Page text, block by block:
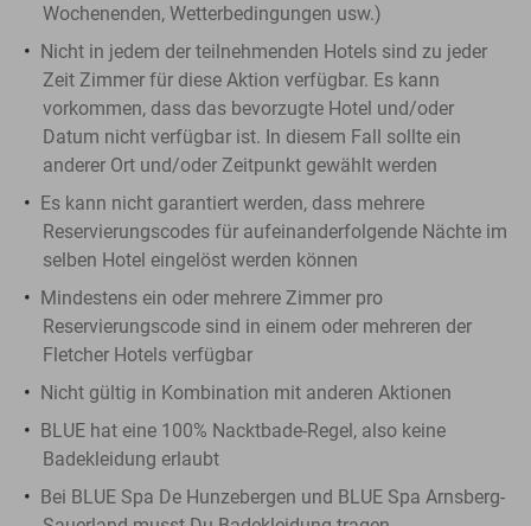
Wochenenden, Wetterbedingungen usw.)
Nicht in jedem der teilnehmenden Hotels sind zu jeder
Zeit Zimmer für diese Aktion verfügbar. Es kann
vorkommen, dass das bevorzugte Hotel und/oder
Datum nicht verfügbar ist. In diesem Fall sollte ein
anderer Ort und/oder Zeitpunkt gewählt werden
Es kann nicht garantiert werden, dass mehrere
Reservierungscodes für aufeinanderfolgende Nächte im
selben Hotel eingelöst werden können
Mindestens ein oder mehrere Zimmer pro
Reservierungscode sind in einem oder mehreren der
Fletcher Hotels verfügbar
Nicht gültig in Kombination mit anderen Aktionen
BLUE hat eine 100% Nacktbade-Regel, also keine
Badekleidung erlaubt
Bei BLUE Spa De Hunzebergen und BLUE Spa Arnsberg-